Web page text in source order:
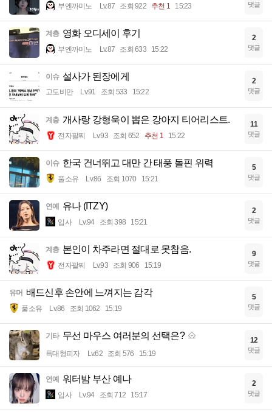
부엔까미노 Lv.87 조회 922 추천 1 15:23 댓글
계층 영화 오디세이 후기
부엔까미노 Lv.87 조회 633 15:22
2
댓글
이슈 설사가 된장에게
고도비만 Lv.91 조회 533 15:22
2
댓글
계층 개사랑 강형욱이 뽑은 강아지 티어리스트.
전자팔찌 Lv.93 조회 652 추천 1 15:22
11
댓글
이슈 한국 건너뛰고 대만 간 태풍 돌핀 위력
풀소유 Lv.86 조회 1070 15:21
5
댓글
연예 유나 (ITZY)
입사 Lv.94 조회 398 15:21
2
댓글
계층 본인이 차주라면 절대로 못참음.
전자팔찌 Lv.93 조회 906 15:19
9
댓글
유머 배드신후 손안에 느껴지는 감각
풀소유 Lv.86 조회 1062 15:19
5
댓글
기타 무선 마우스 여러분의 선택은?
특대형피자 Lv.62 조회 576 15:19
12
댓글
연예 워터밤 부산 예나
입사 Lv.94 조회 712 15:17
2
댓글